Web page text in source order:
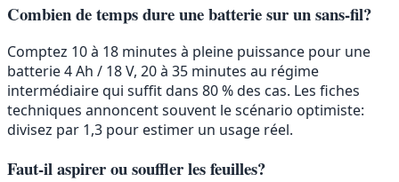
Combien de temps dure une batterie sur un sans-fil?
Comptez 10 à 18 minutes à pleine puissance pour une
batterie 4 Ah / 18 V, 20 à 35 minutes au régime
intermédiaire qui suffit dans 80 % des cas. Les fiches
techniques annoncent souvent le scénario optimiste:
divisez par 1,3 pour estimer un usage réel.
Faut-il aspirer ou souffler les feuilles?